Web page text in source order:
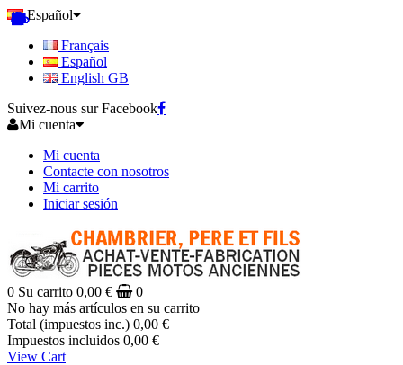
Español
Français
Español
English GB
Suivez-nous sur Facebook
Mi cuenta
Mi cuenta
Contacte con nosotros
Mi carrito
Iniciar sesión
0 Su carrito 0,00 €
0
No hay más artículos en su carrito
Total (impuestos inc.) 0,00 €
Impuestos incluidos 0,00 €
View Cart